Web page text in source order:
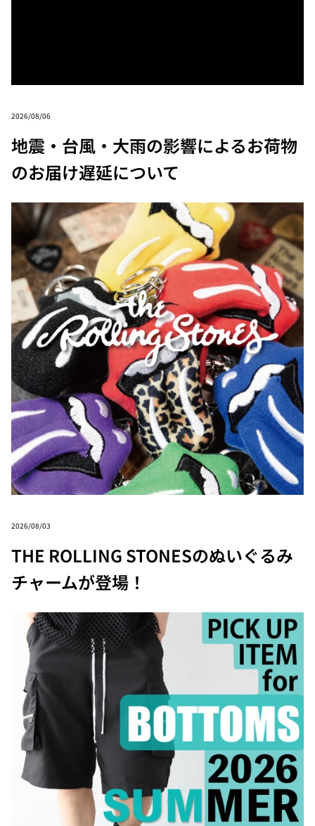
2026/08/06
地震・台風・大雨の影響によるお荷物
のお届け遅延について
2026/08/03
THE ROLLING STONESのぬいぐるみ
チャームが登場！